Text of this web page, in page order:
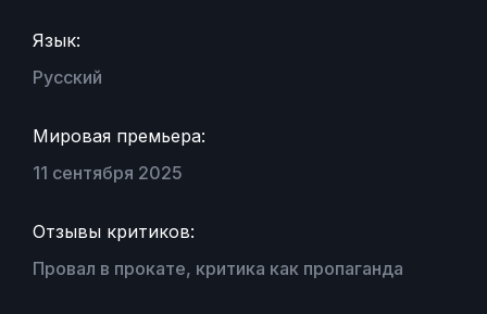
Язык:
Русский
Мировая премьера:
11 сентября 2025
Отзывы критиков:
Провал в прокате, критика как пропаганда